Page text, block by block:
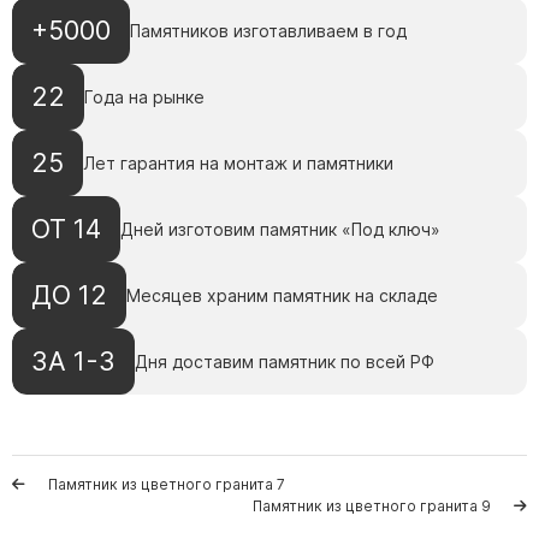
Памятники современные
Памятники с лебедями
Хачкары
Памятники в форме скалы
Мемориальные доски
+5000 Памятников изготавливаем в год
22 Года на рынке
25 Лет гарантия на монтаж и памятники
ОТ 14 Дней изготовим памятник «Под ключ»
ДО 12 Месяцев храним памятник на складе
ЗА 1-3 Дня доставим памятник по всей РФ
Памятник из цветного гранита 7
Памятник из цветного гранита 9